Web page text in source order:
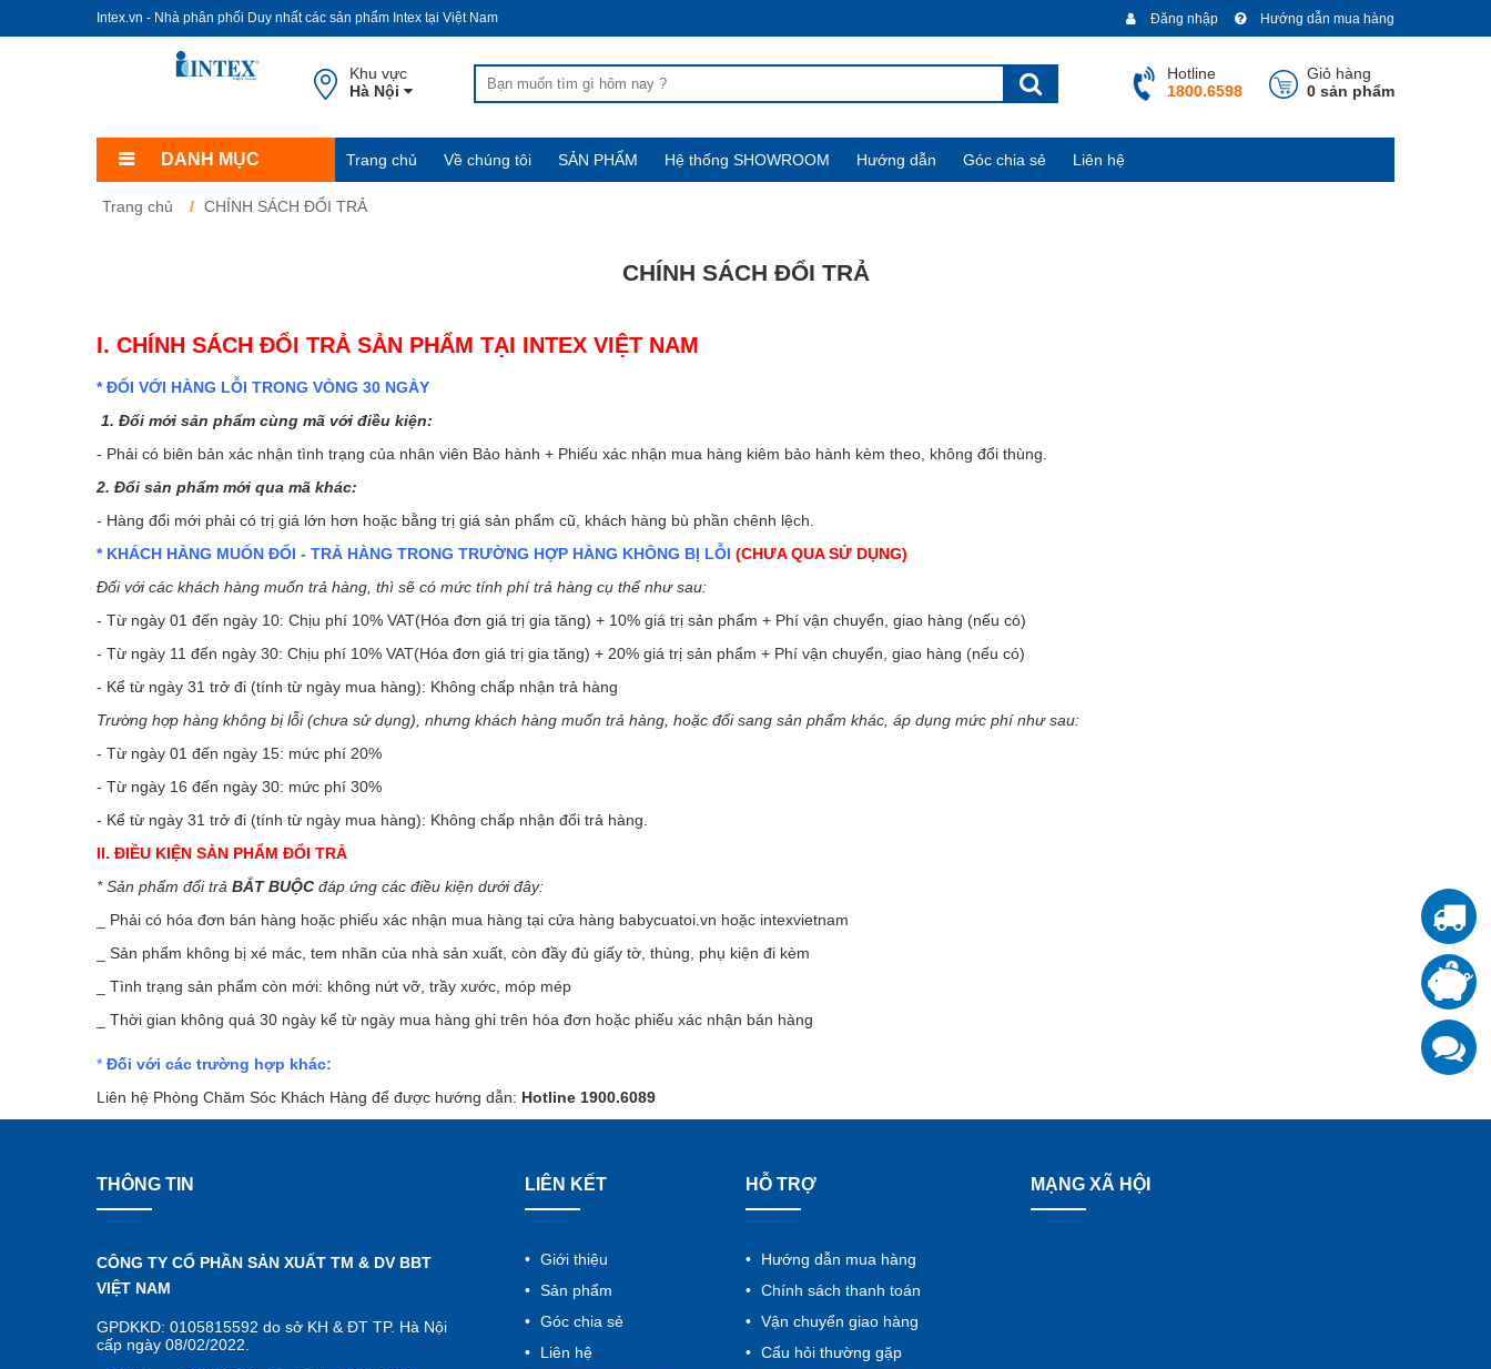
Intex.vn - Nhà phân phối Duy nhất các sản phẩm Intex tại Việt Nam Hướng dẫn mua hàng
Đăng nhập
Khu vực
Hà Nội
Giỏ hàng
0 sản phẩm
Hotline
1800.6598
DANH MỤC Trang chủ Về chúng tôi SẢN PHẨM Hệ thống SHOWROOM Hướng dẫn Góc chia sẻ Liên hệ
Trang chủ CHÍNH SÁCH ĐỔI TRẢ
CHÍNH SÁCH ĐỔI TRẢ
I. CHÍNH SÁCH ĐỔI TRẢ SẢN PHẨM TẠI INTEX VIỆT NAM
* ĐỐI VỚI HÀNG LỖI TRONG VÒNG 30 NGÀY
1. Đổi mới sản phẩm cùng mã với điều kiện:
- Phải có biên bản xác nhận tình trạng của nhân viên Bảo hành + Phiếu xác nhận mua hàng kiêm bảo hành kèm theo, không đổi thùng.
2. Đổi sản phẩm mới qua mã khác:
- Hàng đổi mới phải có trị giá lớn hơn hoặc bằng trị giá sản phẩm cũ, khách hàng bù phần chênh lệch.
* KHÁCH HÀNG MUỐN ĐỔI - TRẢ HÀNG TRONG TRƯỜNG HỢP HÀNG KHÔNG BỊ LỖI (CHƯA QUA SỬ DỤNG)
Đối với các khách hàng muốn trả hàng, thì sẽ có mức tính phí trả hàng cụ thể như sau:
- Từ ngày 01 đến ngày 10: Chịu phí 10% VAT(Hóa đơn giá trị gia tăng) + 10% giá trị sản phẩm + Phí vận chuyển, giao hàng (nếu có)
- Từ ngày 11 đến ngày 30: Chịu phí 10% VAT(Hóa đơn giá trị gia tăng) + 20% giá trị sản phẩm + Phí vận chuyển, giao hàng (nếu có)
- Kể từ ngày 31 trở đi (tính từ ngày mua hàng): Không chấp nhận trả hàng
Trường hợp hàng không bị lỗi (chưa sử dụng), nhưng khách hàng muốn trả hàng, hoặc đổi sang sản phẩm khác, áp dụng mức phí như sau:
- Từ ngày 01 đến ngày 15: mức phí 20%
- Từ ngày 16 đến ngày 30: mức phí 30%
- Kể từ ngày 31 trở đi (tính từ ngày mua hàng): Không chấp nhận đổi trả hàng.
II. ĐIỀU KIỆN SẢN PHẨM ĐỔI TRẢ
* Sản phẩm đổi trả BẮT BUỘC đáp ứng các điều kiện dưới đây:
_ Phải có hóa đơn bán hàng hoặc phiếu xác nhận mua hàng tại cửa hàng babycuatoi.vn hoặc intexvietnam
_ Sản phẩm không bị xé mác, tem nhãn của nhà sản xuất, còn đầy đủ giấy tờ, thùng, phụ kiện đi kèm
_ Tình trạng sản phẩm còn mới: không nứt vỡ, trầy xước, móp mép
_ Thời gian không quá 30 ngày kể từ ngày mua hàng ghi trên hóa đơn hoặc phiếu xác nhận bán hàng
* Đối với các trường hợp khác:
Liên hệ Phòng Chăm Sóc Khách Hàng để được hướng dẫn: Hotline 1900.6089
THÔNG TIN
CÔNG TY CỔ PHẦN SẢN XUẤT TM & DV BBT
VIỆT NAM
GPDKKD: 0105815592 do sở KH & ĐT TP. Hà Nội
cấp ngày 08/02/2022.
LIÊN KẾT
Giới thiệu
Sản phẩm
Góc chia sẻ
Liên hệ
HỖ TRỢ
Hướng dẫn mua hàng
Chính sách thanh toán
Vận chuyển giao hàng
Cẩu hỏi thường gặp
MẠNG XÃ HỘI